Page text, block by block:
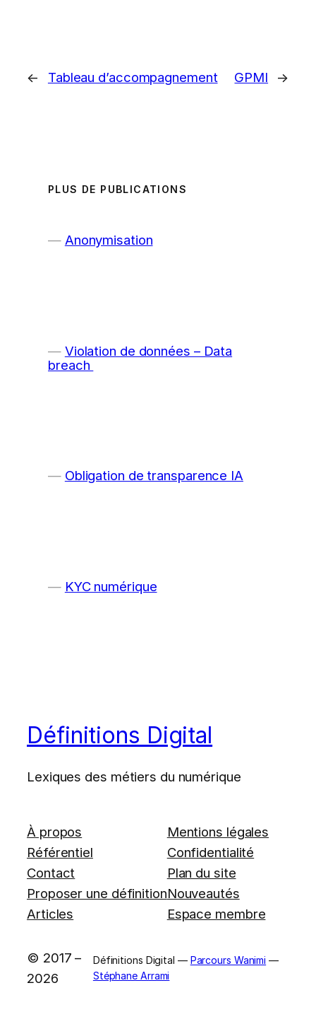
← Tableau d’accompagnement GPMI →
PLUS DE PUBLICATIONS
Anonymisation
Violation de données – Data
breach
Obligation de transparence IA
KYC numérique
Définitions Digital
Lexiques des métiers du numérique
À propos
Référentiel
Contact
Proposer une définition
Articles
Mentions légales
Confidentialité
Plan du site
Nouveautés
Espace membre
© 2017 –
2026
Définitions Digital — Parcours Wanimi —
Stéphane Arrami